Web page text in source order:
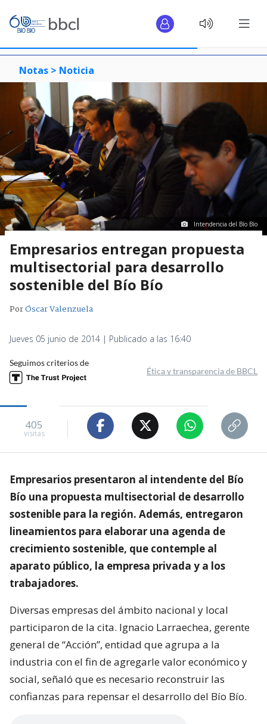
Notas > Noticia
Intendencia del Bío Bío
Empresarios entregan propuesta
multisectorial para desarrollo
sostenible del Bío Bío
PorÓscar Valenzuela
Jueves 05 junio de 2014 | Publicado a las 16:40
Seguimos criterios de
Ética y transparencia de BBCL
405
visitas
Empresarios presentaron al intendente del Bío
Bío una propuesta multisectorial de desarrollo
sostenible para la región. Además, entregaron
lineamientos para elaborar una agenda de
crecimiento sostenible, que contemple al
aparato público, la empresa privada y a los
trabajadores.
Diversas empresas del ámbito nacional y local
participaron de la cita. Ignacio Larraechea, gerente
general de “Acción”, entidad que agrupa a la
industria con el fin de agregarle valor económico y
social, señaló que es necesario reconstruir las
confianzas para repensar el desarrollo del Bío Bío.